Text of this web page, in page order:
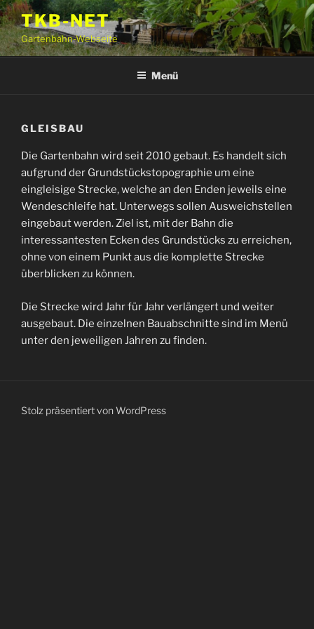
Zum
Inhalt
springen
TKB-NET
Gartenbahn-Webseite
Menü
GLEISBAU
Die Gartenbahn wird seit 2010 gebaut. Es handelt sich
aufgrund der Grundstückstopographie um eine
eingleisige Strecke, welche an den Enden jeweils eine
Wendeschleife hat. Unterwegs sollen Ausweichstellen
eingebaut werden. Ziel ist, mit der Bahn die
interessantesten Ecken des Grundstücks zu erreichen,
ohne von einem Punkt aus die komplette Strecke
überblicken zu können.
Die Strecke wird Jahr für Jahr verlängert und weiter
ausgebaut. Die einzelnen Bauabschnitte sind im Menü
unter den jeweiligen Jahren zu finden.
Stolz präsentiert von WordPress